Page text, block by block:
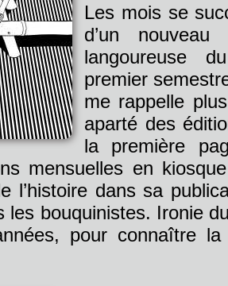
Les mois se
d’un nouveau
langoureuse
premier
me rappelle
aparté des
la première
mensuelles en
l’histoire dans sa
les bouquinistes. Ironie
pour connaître la